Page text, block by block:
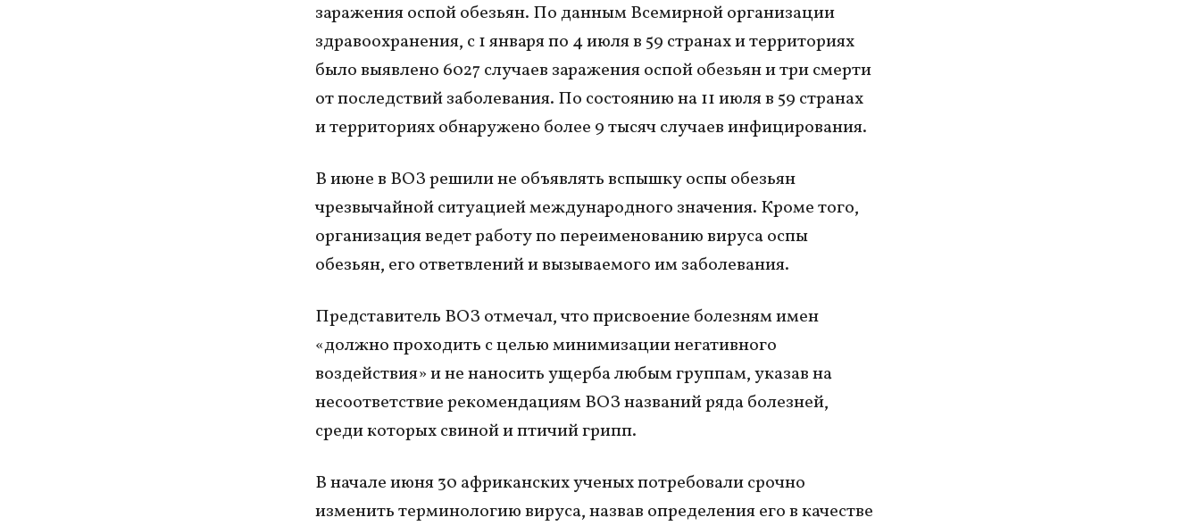
заражения оспой обезьян. По данным Всемирной организации
здравоохранения, с 1 января по 4 июля в 59 странах и территориях
было выявлено 6027 случаев заражения оспой обезьян и три смерти
от последствий заболевания. По состоянию на 11 июля в 59 странах
и территориях обнаружено более 9 тысяч случаев инфицирования.
В июне в ВОЗ решили не объявлять вспышку оспы обезьян
чрезвычайной ситуацией международного значения. Кроме того,
организация ведет работу по переименованию вируса оспы
обезьян, его ответвлений и вызываемого им заболевания.
Представитель ВОЗ отмечал, что присвоение болезням имен
«должно проходить с целью минимизации негативного
воздействия» и не наносить ущерба любым группам, указав на
несоответствие рекомендациям ВОЗ названий ряда болезней,
среди которых свиной и птичий грипп.
В начале июня 30 африканских ученых потребовали срочно
изменить терминологию вируса, назвав определения его в качестве